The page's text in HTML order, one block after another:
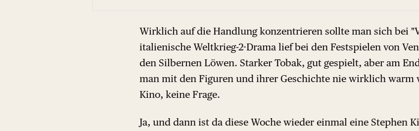
Wirklich auf die Handlung konzentrieren sollte man sich bei
italienische Weltkrieg-2-Drama lief bei den Festspielen von
den Silbernen Löwen. Starker Tobak, gut gespielt, aber am
man mit den Figuren und ihrer Geschichte nie wirklich warm
Kino, keine Frage.
Ja, und dann ist da diese Woche wieder einmal eine Stephen